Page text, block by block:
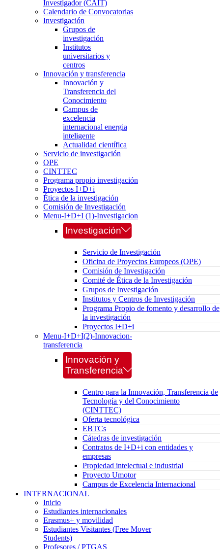
Investigador (CAIT)
Calendario de Convocatorias
Investigación
Grupos de
investigación
Institutos
universitarios y
centros
Innovación y transferencia
Innovación y
Transferencia del
Conocimiento
Campus de
excelencia
internacional energia
inteligente
Actualidad científica
Servicio de investigación
OPE
CINTTEC
Programa propio investigación
Proyectos I+D+i
Ética de la investigación
Comisión de Investigación
Menu-I+D+I (1)-Investigacion
Investigación
Servicio de Investigación
Oficina de Proyectos Europeos (OPE)
Comisión de Investigación
Comité de Ética de la Investigación
Grupos de Investigación
Institutos y Centros de Investigación
Programa Propio de fomento y desarrollo de
la investigación
Proyectos I+D+i
Menu-I+D+I(2)-Innovacion-
transferencia
Innovación y
Transferencia
Centro para la Innovación, Transferencia de
Tecnología y del Conocimiento
(CINTTEC)
Oferta tecnológica
EBTCs
Cátedras de investigación
Contratos de I+D+i con entidades y
empresas
Propiedad intelectual e industrial
Proyecto Umotor
Campus de Excelencia Internacional
INTERNACIONAL
Inicio
Estudiantes internacionales
Erasmus+ y movilidad
Estudiantes Visitantes (Free Mover
Students)
Profesores / PTGAS